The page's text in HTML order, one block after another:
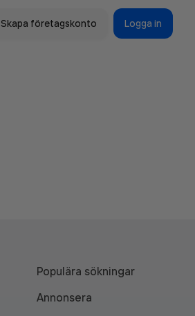
Skapa företagskonto Logga in
Populära sökningar
Annonsera